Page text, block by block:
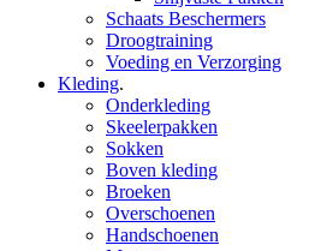
Schaats Beschermers
Droogtraining
Voeding en Verzorging
Kleding.
Onderkleding
Skeelerpakken
Sokken
Boven kleding
Broeken
Overschoenen
Handschoenen